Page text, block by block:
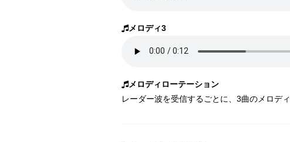
メロディ3
メロディローテーション
レーダー波を受信するごとに、3曲のメロデ